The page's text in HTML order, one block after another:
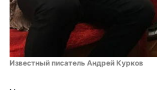
Известный писатель Андрей Курков